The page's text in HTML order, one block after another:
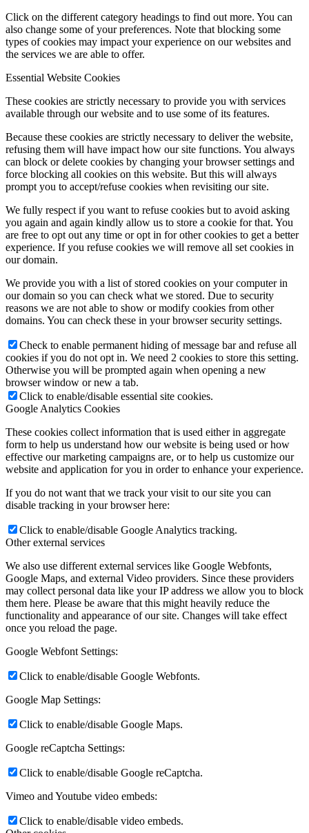
Click on the different category headings to find out more. You can
also change some of your preferences. Note that blocking some
types of cookies may impact your experience on our websites and
the services we are able to offer.
Essential Website Cookies
These cookies are strictly necessary to provide you with services
available through our website and to use some of its features.
Because these cookies are strictly necessary to deliver the website,
refusing them will have impact how our site functions. You always
can block or delete cookies by changing your browser settings and
force blocking all cookies on this website. But this will always
prompt you to accept/refuse cookies when revisiting our site.
We fully respect if you want to refuse cookies but to avoid asking
you again and again kindly allow us to store a cookie for that. You
are free to opt out any time or opt in for other cookies to get a better
experience. If you refuse cookies we will remove all set cookies in
our domain.
We provide you with a list of stored cookies on your computer in
our domain so you can check what we stored. Due to security
reasons we are not able to show or modify cookies from other
domains. You can check these in your browser security settings.
Check to enable permanent hiding of message bar and refuse all
cookies if you do not opt in. We need 2 cookies to store this setting.
Otherwise you will be prompted again when opening a new
browser window or new a tab.
Click to enable/disable essential site cookies.
Google Analytics Cookies
These cookies collect information that is used either in aggregate
form to help us understand how our website is being used or how
effective our marketing campaigns are, or to help us customize our
website and application for you in order to enhance your experience.
If you do not want that we track your visit to our site you can
disable tracking in your browser here:
Click to enable/disable Google Analytics tracking.
Other external services
We also use different external services like Google Webfonts,
Google Maps, and external Video providers. Since these providers
may collect personal data like your IP address we allow you to block
them here. Please be aware that this might heavily reduce the
functionality and appearance of our site. Changes will take effect
once you reload the page.
Google Webfont Settings:
Click to enable/disable Google Webfonts.
Google Map Settings:
Click to enable/disable Google Maps.
Google reCaptcha Settings:
Click to enable/disable Google reCaptcha.
Vimeo and Youtube video embeds:
Click to enable/disable video embeds.